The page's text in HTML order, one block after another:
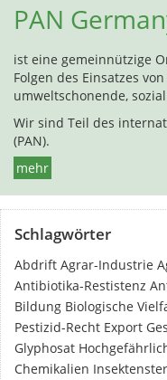
PAN
ist eine gemeinnützige
Folgen des Einsatzes
umweltschonende,
Wir sind Teil des
(PAN).
mehr
Schlagwörter
Abdrift Agrar-Industrie
Antibiotika-Restistenz
Bildung Biologische
Pestizid-Recht Export
Glyphosat
Chemikalien